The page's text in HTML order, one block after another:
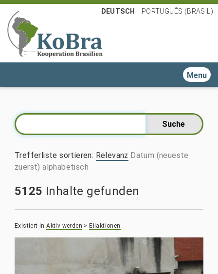
DEUTSCH PORTUGUÊS (BRASIL)
Toggle
Trefferliste sortieren: Relevanz Datum (neueste
zuerst) alphabetisch
5125 Inhalte gefunden
Existiert in Aktiv werden > Eilaktionen